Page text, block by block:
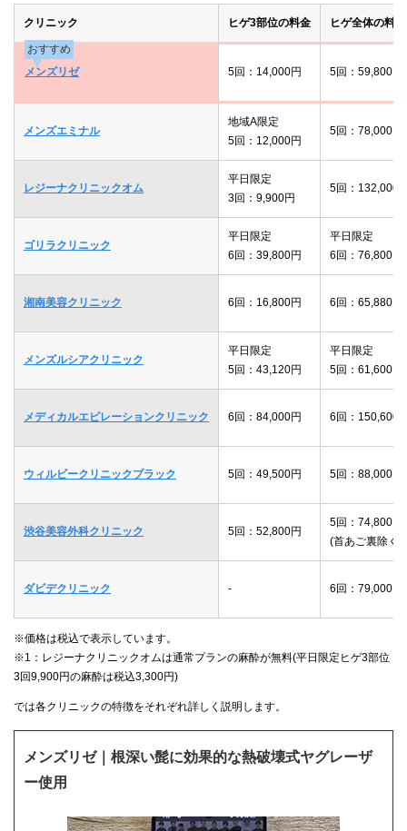
クリニック ヒゲ3部位の料金 ヒゲ全体の料金
おすすめ
メンズリゼ
5回：14,000円 5回：59,800円
メンズエミナル
地域A限定
5回：12,000円
5回：78,000円
レジーナクリニックオム
平日限定
3回：9,900円
5回：132,000
ゴリラクリニック
平日限定
6回：39,800円
平日限定
6回：76,800円
湘南美容クリニック 6回：16,800円 6回：65,880円
メンズルシアクリニック
平日限定
5回：43,120円
平日限定
5回：61,600円
メディカルエピレーションクリニック 6回：84,000円 6回：150,600
ウィルビークリニックブラック 5回：49,500円 5回：88,000円
渋谷美容外科クリニック 5回：52,800円
5回：74,800円
(首あご裏除く)
ダビデクリニック - 6回：79,000円
※価格は税込で表示しています。
※1：レジーナクリニックオムは通常プランの麻酔が無料(平日限定ヒゲ3部位
3回9,900円の麻酔は税込3,300円)
では各クリニックの特徴をそれぞれ詳しく説明します。
メンズリゼ｜根深い髭に効果的な熱破壊式ヤグレーザ
ー使用